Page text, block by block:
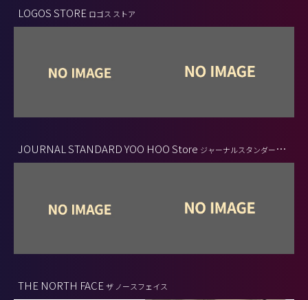
LOGOS STORE ロゴス ストア
JOURNAL STANDARD YOO HOO Store ジャーナルスタンダード
ヤッホーストア
THE NORTH FACE ザ ノースフェイス